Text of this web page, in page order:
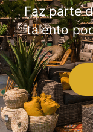
Faz parte
talento